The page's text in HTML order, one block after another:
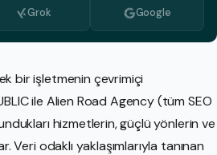
İzleme
Planlama Hizmetleri
Üretimi
Bulgarca
Hollandaca
Yunanca
İtalyanca
Kore dili
Grok Google
bir işletmenin çevrimiçi
ile Alien Road Agency (tüm SEO
hizmetlerin, güçlü yönlerin ve
Veri odaklı yaklaşımlarıyla tanınan